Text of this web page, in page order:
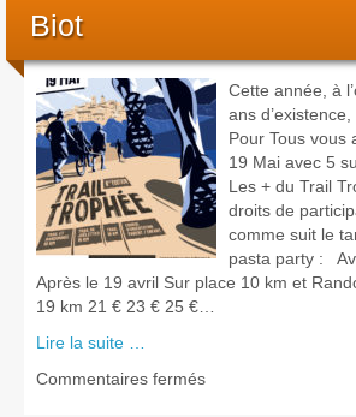
Biot
Cette année, à
ans
Pour Tous vous
19 Mai avec 5
Les + du Trail
droits de
comme suit le
pasta party :
Après le 19 avril Sur place 10 km et
19 km 21 € 23 € 25 €…
Lire la suite …
Commentaires ferméssur